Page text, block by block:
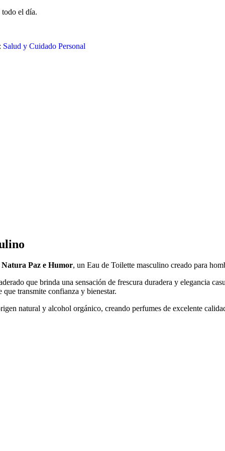
todo el día.
Salud y Cuidado Personal
Natura Paz e Humor, un Eau de Toilette masculino creado para
que brinda una sensación de frescura duradera y elegancia
transmite confianza y bienestar.
natural y alcohol orgánico, creando perfumes de excelente